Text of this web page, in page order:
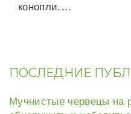
конопли.…
ПОСЛЕДНИЕ
Мучнистые червецы на